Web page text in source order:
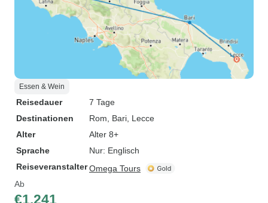
Essen & Wein
Reisedauer
7 Tage
Destinationen
Rom , Bari , Lecce
Alter
Alter 8+
Sprache
Nur: Englisch
ReiseveranstalterOmega Tours
Ab
€1.241